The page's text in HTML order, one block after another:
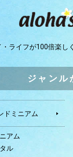
ライフが100倍楽し
ジャンル
ドミニアム
アム
ル